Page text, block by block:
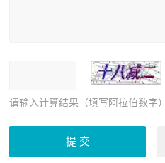
请输入计算结果（填写阿拉伯数字